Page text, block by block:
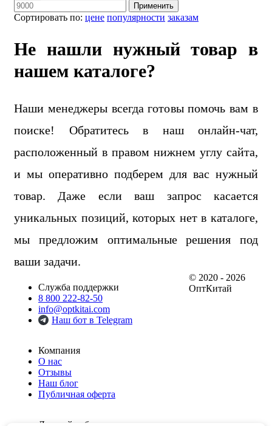
Сортировать по: цене популярности заказам
Применить
Не нашли нужный товар в
нашем каталоге?
Наши менеджеры всегда готовы помочь вам в
поиске! Обратитесь в наш онлайн-чат,
расположенный в правом нижнем углу сайта,
и мы оперативно подберем для вас нужный
товар. Даже если ваш запрос касается
уникальных позиций, которых нет в каталоге,
мы предложим оптимальные решения под
ваши задачи.
Служба поддержки
8 800 222-82-50
info@optkitai.com
Наш бот в Telegram
Компания
О нас
Отзывы
Наш блог
Публичная оферта
© 2020 - 2026
ОптКитай